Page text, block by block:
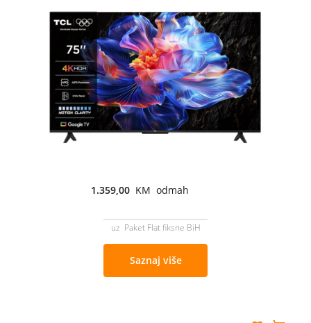
1.359,00 KM odmah
uz Paket Flat fiksne BiH
Saznaj više